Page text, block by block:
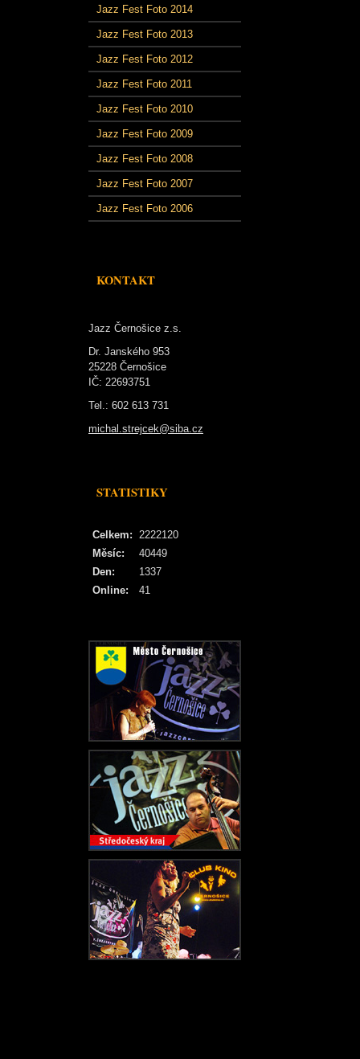
Jazz Fest Foto 2014
Jazz Fest Foto 2013
Jazz Fest Foto 2012
Jazz Fest Foto 2011
Jazz Fest Foto 2010
Jazz Fest Foto 2009
Jazz Fest Foto 2008
Jazz Fest Foto 2007
Jazz Fest Foto 2006
KONTAKT
Jazz Černošice z.s.
Dr. Janského 953
25228 Černošice
IČ: 22693751
Tel.: 602 613 731
michal.strejcek@siba.cz
STATISTIKY
Online: 41
Celkem: 2222120
Měsíc:
40449
Den:
1337